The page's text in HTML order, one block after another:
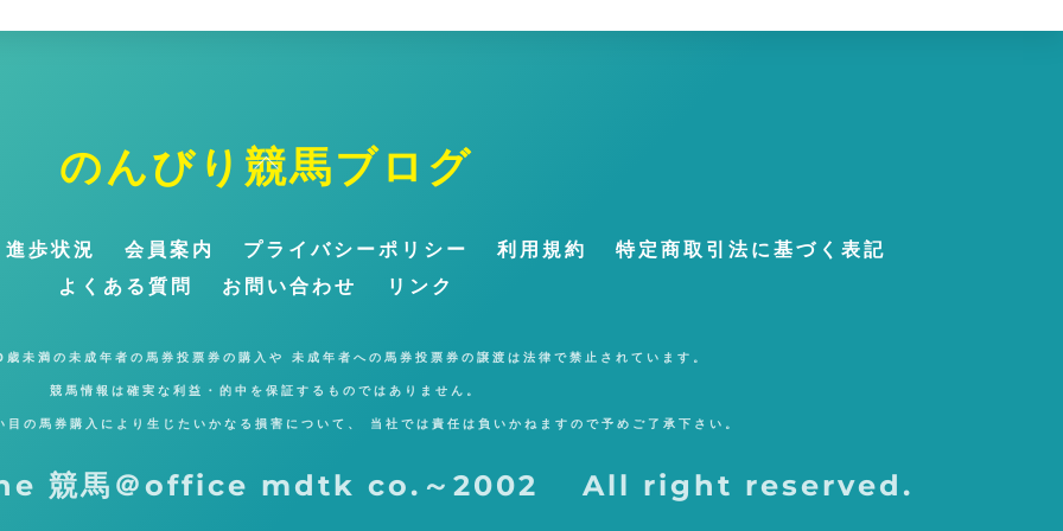
ト
のんびり競馬ブログ
歩状況 会員案内 プライバシーポリシー 利用規約
特定商取引法に基づく表記
よくある質問
お問い合わせ リンク
未満の未成年者の馬券投票券の購入や 未成年者への馬券投票券の譲渡は法律で禁止されています。
競馬情報は確実な利益・的中を保証するものではありません。
の馬券購入により生じたいかなる損害について、 当社では責任は負いかねますので予めご了承下さい。
競馬＠office mdtk co.～2002 All right reserved.